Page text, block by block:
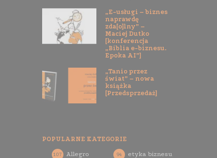
„E-usługi – biznes
naprawdę
zda[o]lny” –
Maciej Dutko
[konferencja
„Biblia e-biznesu.
Epoka AI”]
„Tanio przez
świat” – nowa
książka
[Przedsprzedaż]
POPULARNE KATEGORIE
Allegro
107 etyka biznesu
94